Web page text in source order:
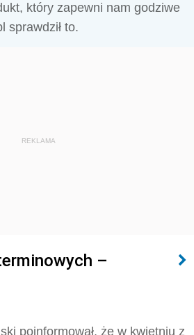
który zapewni nam godziwe
sprawdził to.
REKLAMA
–
poinformował, że w kwietniu z